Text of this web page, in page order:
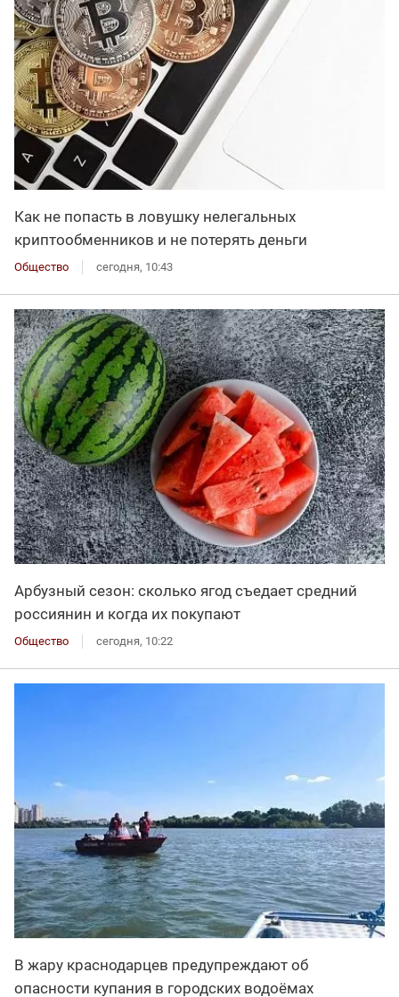
Как не попасть в ловушку нелегальных
криптообменников и не потерять деньги
Общество сегодня, 10:43
Арбузный сезон: сколько ягод съедает средний
россиянин и когда их покупают
Общество сегодня, 10:22
В жару краснодарцев предупреждают об
опасности купания в городских водоёмах